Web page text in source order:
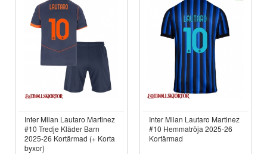
Inter Milan Lautaro Martinez
#10 Tredje Kläder Barn
2025-26 Kortärmad (+ Korta
byxor)
Inter Milan Lautaro Martinez
#10 Hemmatröja 2025-26
Kortärmad